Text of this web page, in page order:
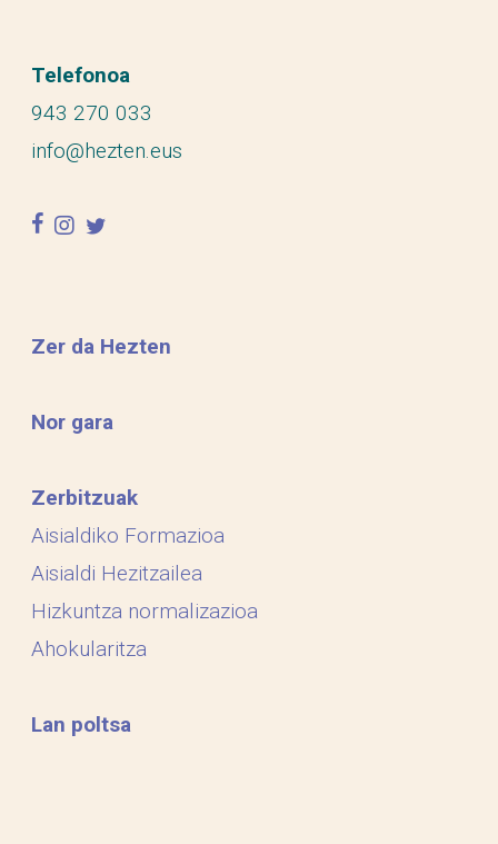
Telefonoa
943 270 033
info@hezten.eus
facebook
instagram
twitter
Zer da Hezten
Nor gara
Zerbitzuak
Aisialdiko Formazioa
Aisialdi Hezitzailea
Hizkuntza normalizazioa
Ahokularitza
Lan poltsa